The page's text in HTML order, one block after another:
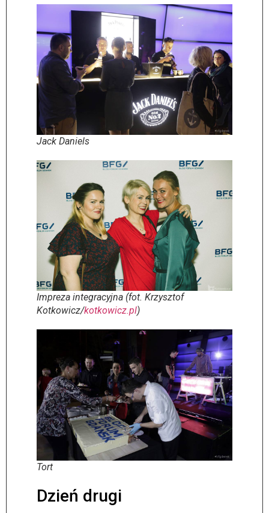
Jack Daniels
Impreza integracyjna (fot. Krzysztof
Kotkowicz/kotkowicz.pl)
Tort
Dzień drugi